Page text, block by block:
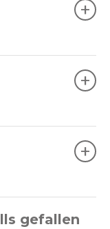
+
+
+
gefallen